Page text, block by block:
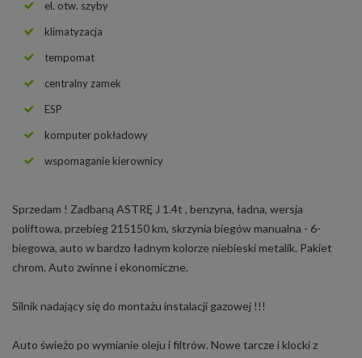
el. otw. szyby
klimatyzacja
tempomat
centralny zamek
ESP
komputer pokładowy
wspomaganie kierownicy
Sprzedam ! Zadbaną ASTRĘ J 1.4t , benzyna, ładna, wersja
poliftowa, przebieg 215150 km, skrzynia biegów manualna - 6-
biegowa, auto w bardzo ładnym kolorze niebieski metalik. Pakiet
chrom. Auto zwinne i ekonomiczne.
Silnik nadający się do montażu instalacji gazowej !!!
Auto świeżo po wymianie oleju i filtrów. Nowe tarcze i klocki z